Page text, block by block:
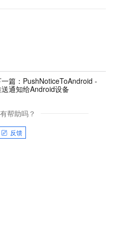
篇： PushNoticeToAndroid -
送通知给Android设备
帮助吗？
反馈